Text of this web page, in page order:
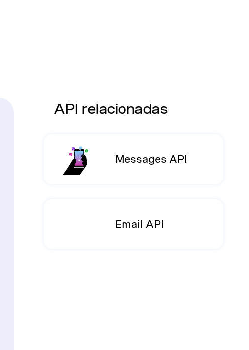
API relacionadas
Messages API
Email API